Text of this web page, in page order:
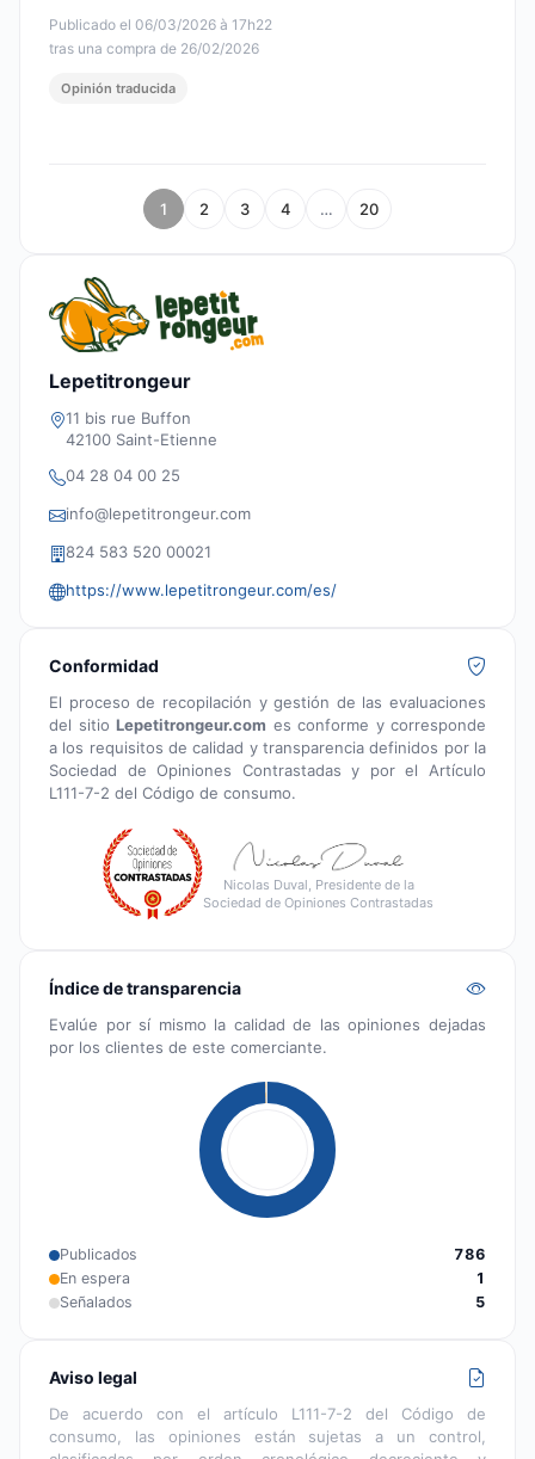
Publicado el 06/03/2026 à 17h22
tras una compra de 26/02/2026
Opinión traducida
1 2 3 4 … 20
Lepetitrongeur
11 bis rue Buffon
42100 Saint-Etienne
04 28 04 00 25
info@lepetitrongeur.com
824 583 520 00021
https://www.lepetitrongeur.com/es/
Conformidad
El proceso de recopilación y gestión de las evaluaciones
del sitio Lepetitrongeur.com es conforme y corresponde
a los requisitos de calidad y transparencia definidos por la
Sociedad de Opiniones Contrastadas y por el Artículo
L111-7-2 del Código de consumo.
Nicolas Duval, Presidente de la
Sociedad de Opiniones Contrastadas
Índice de transparencia
Evalúe por sí mismo la calidad de las opiniones dejadas
por los clientes de este comerciante.
Publicados
786
En espera
1
Señalados
5
Aviso legal
De acuerdo con el artículo L111-7-2 del Código de
consumo, las opiniones están sujetas a un control,